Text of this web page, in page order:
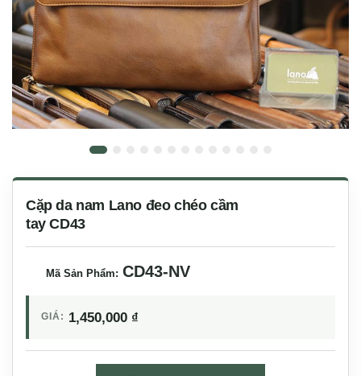
Cặp da nam Lano đeo chéo cầm
tay CD43
Mã Sản Phẩm: CD43-NV
GIÁ: 1,450,000 ₫